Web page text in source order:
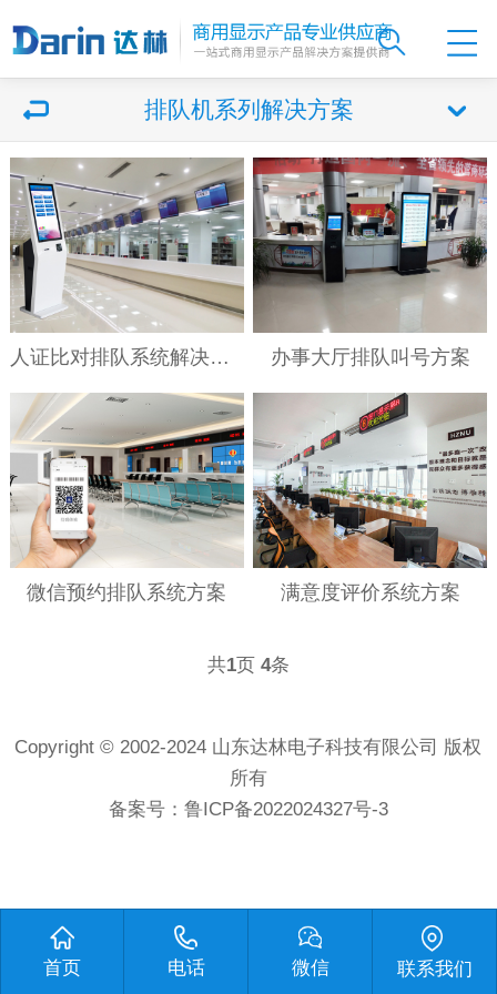
排队机系列解决方案
人证比对排队系统解决方案 办事大厅排队叫号方案
微信预约排队系统方案 满意度评价系统方案
共1页 4条
Copyright © 2002-2024 山东达林电子科技有限公司 版权
所有
备案号： 鲁ICP备2022024327号-3
首页 电话 微信 联系我们